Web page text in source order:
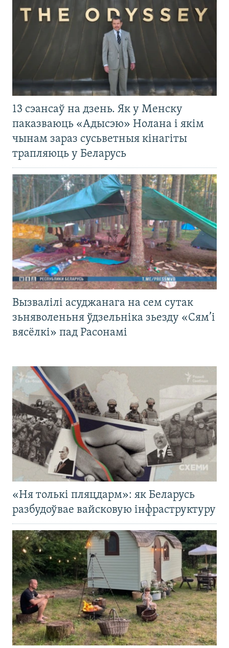
13 сэансаў на дзень. Як у Менску
паказваюць «Адысэю» Нолана і якім
чынам зараз сусьветныя кінагіты
трапляюць у Беларусь
Вызвалілі асуджанага на сем сутак
зьняволеньня ўдзельніка зьезду «Сям’і
вясёлкі» пад Расонамі
«Ня толькі пляцдарм»: як Беларусь
разбудоўвае вайсковую інфраструктуру